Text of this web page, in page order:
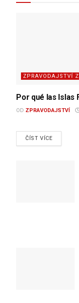
ZPRAVODAJSTVÍ
Por qué las Islas
OD ZPRAVODAJSTVÍ
ČÍST VÍCEDETAILS